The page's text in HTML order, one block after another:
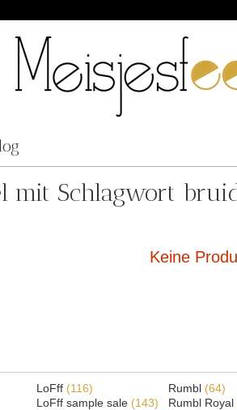
mit Schlagwort
Keine
LoFff (116)
LoFff sample sale (143)
Rumbl (64)
Rumbl Royal